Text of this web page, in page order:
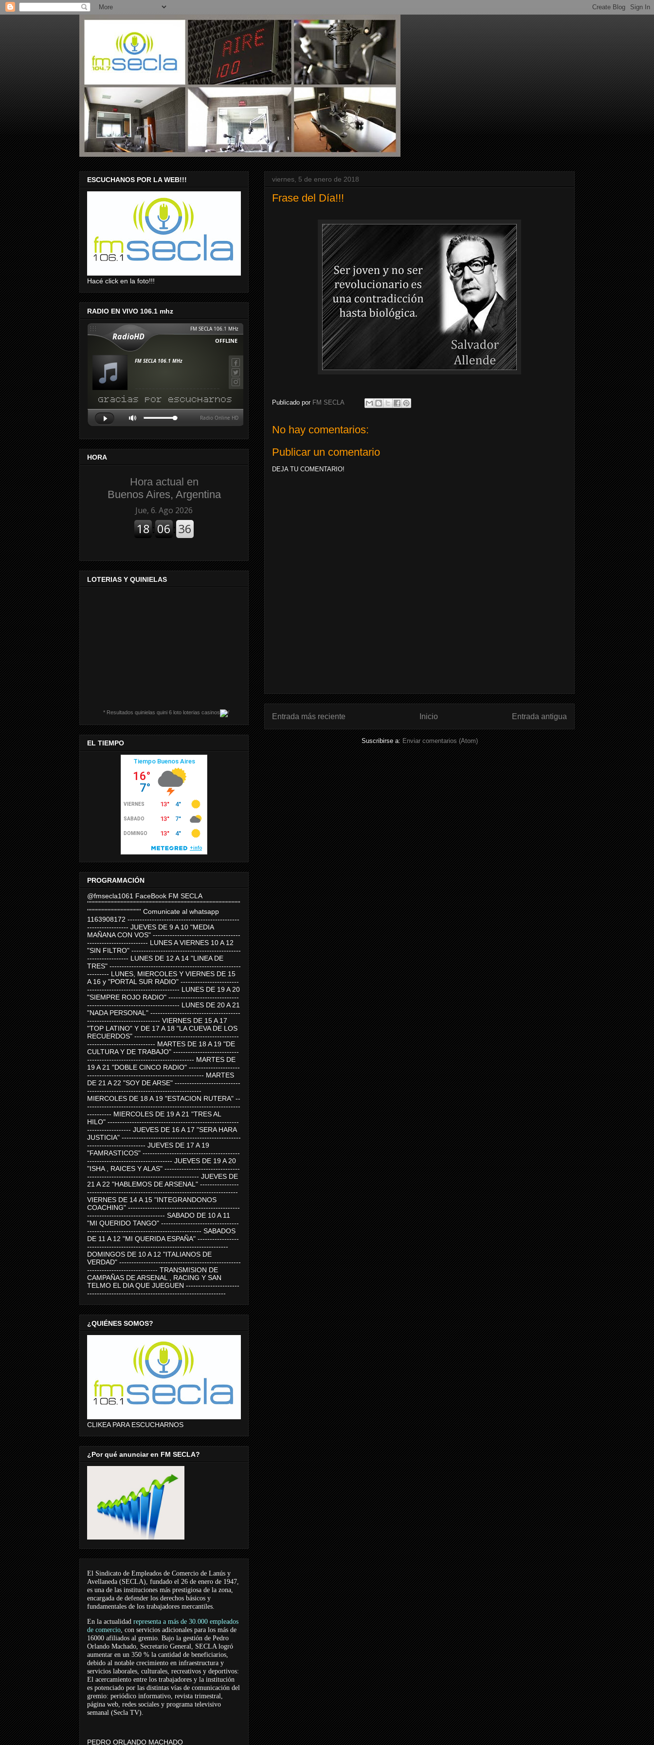
viernes, 5 de enero de 2018
Frase del Día!!!
Publicado por FM SECLA
No hay comentarios:
Publicar un comentario
DEJA TU COMENTARIO!
Entrada más reciente Entrada antigua
Inicio
Suscribirse a: Enviar comentarios (Atom)
ESCUCHANOS POR LA WEB!!!
Hacé click en la foto!!!
RADIO EN VIVO 106.1 mhz
HORA
Hora actual en
Buenos Aires, Argentina
LOTERIAS Y QUINIELAS
* Resultados quinielas quini 6 loto loterias casinos
EL TIEMPO
PROGRAMACIÓN
@fmsecla1061 FaceBook FM SECLA
'''''''''''''''''''''''''''''''''''''''''''''''''''''''''''''''''''''''''''''''''''''''''''''''''''''''''
''''''''''''''''''''''''''''''''''''' Comunicate al whatsapp
1163908172 ----------------------------------------------
----------------- JUEVES DE 9 A 10 "MEDIA
MAÑANA CON VOS" ------------------------------------
------------------------- LUNES A VIERNES 10 A 12
"SIN FILTRO" ---------------------------------------------
----------------- LUNES DE 12 A 14 "LINEA DE
TRES" ------------------------------------------------------
--------- LUNES, MIERCOLES Y VIERNES DE 15
A 16 y "PORTAL SUR RADIO" ------------------------
-------------------------------------- LUNES DE 19 A 20
"SIEMPRE ROJO RADIO" -----------------------------
-------------------------------------- LUNES DE 20 A 21
"NADA PERSONAL" -------------------------------------
------------------------------ VIERNES DE 15 A 17
"TOP LATINO" Y DE 17 A 18 "LA CUEVA DE LOS
RECUERDOS" -------------------------------------------
---------------------------- MARTES DE 18 A 19 "DE
CULTURA Y DE TRABAJO" ---------------------------
-------------------------------------------- MARTES DE
19 A 21 "DOBLE CINCO RADIO" ---------------------
------------------------------------------------ MARTES
DE 21 A 22 "SOY DE ARSE" ---------------------------
-----------------------------------------------
MIERCOLES DE 18 A 19 "ESTACION RUTERA" --
---------------------------------------------------------------
---------- MIERCOLES DE 19 A 21 "TRES AL
HILO" ------------------------------------------------------
------------------ JUEVES DE 16 A 17 "SERA HARA
JUSTICIA" -------------------------------------------------
------------------------ JUEVES DE 17 A 19
"FAMRASTICOS" ----------------------------------------
----------------------------------- JUEVES DE 19 A 20
"ISHA , RAICES Y ALAS" -------------------------------
---------------------------------------------- JUEVES DE
21 A 22 "HABLEMOS DE ARSENAL" ----------------
--------------------------------------------------------------
VIERNES DE 14 A 15 "INTEGRANDONOS
COACHING" ----------------------------------------------
-------------------------------- SABADO DE 10 A 11
"MI QUERIDO TANGO" --------------------------------
----------------------------------------------- SABADOS
DE 11 A 12 "MI QUERIDA ESPAÑA" -----------------
----------------------------------------------------------
DOMINGOS DE 10 A 12 "ITALIANOS DE
VERDAD" --------------------------------------------------
----------------------------- TRANSMISION DE
CAMPAÑAS DE ARSENAL , RACING Y SAN
TELMO EL DIA QUE JUEGUEN ----------------------
---------------------------------------------------------
¿QUIÉNES SOMOS?
CLIKEA PARA ESCUCHARNOS
¿Por qué anunciar en FM SECLA?
El Sindicato de Empleados de Comercio de Lanús y
Avellaneda (SECLA), fundado el 26 de enero de 1947,
es una de las instituciones más prestigiosa de la zona,
encargada de defender los derechos básicos y
fundamentales de los trabajadores mercantiles.
En la actualidad representa a más de 30.000 empleados
de comercio, con servicios adicionales para los más de
16000 afiliados al gremio. Bajo la gestión de Pedro
Orlando Machado, Secretario General, SECLA logró
aumentar en un 350 % la cantidad de beneficiarios,
debido al notable crecimiento en infraestructura y
servicios laborales, culturales, recreativos y deportivos:
El acercamiento entre los trabajadores y la institución
es potenciado por las distintas vías de comunicación del
gremio: periódico informativo, revista trimestral,
página web, redes sociales y programa televisivo
semanal (Secla TV).
PEDRO ORLANDO MACHADO